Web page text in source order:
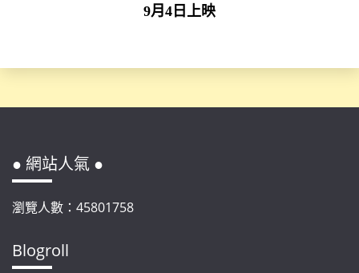
9月4日上映
● 網站人氣 ●
瀏覽人數：45801758
Blogroll